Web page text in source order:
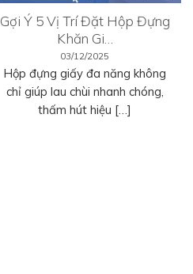
Gợi Ý 5 Vị Trí Đặt Hộp Đựng
Khăn Gi…
03/12/2025
Hộp đựng giấy đa năng không
chỉ giúp lau chùi nhanh chóng,
thấm hút hiệu […]